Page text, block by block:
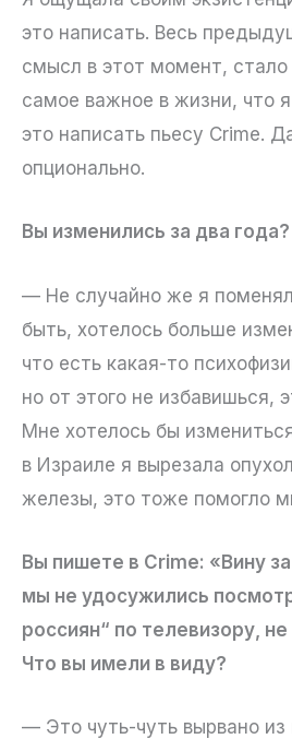
это написать. Весь
смысл в этот момент, стало
самое важное в жизни, что
это написать пьесу Crime.
опционально.
Вы изменились за два года?
— Не случайно же я
быть, хотелось больше
что есть какая-то
но от этого не избавишься,
Мне хотелось бы
в Израиле я вырезала
железы, это тоже помогло
Вы пишете в Crime: «Вину
мы не удосужились
россиян“ по телевизору,
Что вы имели в виду?
— Это чуть-чуть вырвано из